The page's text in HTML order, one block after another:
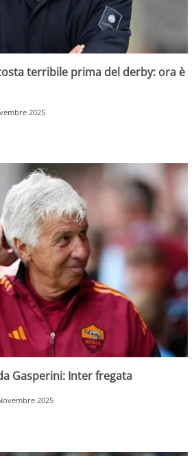
terribile prima del derby: ora è
2025
Gasperini: Inter fregata
2025